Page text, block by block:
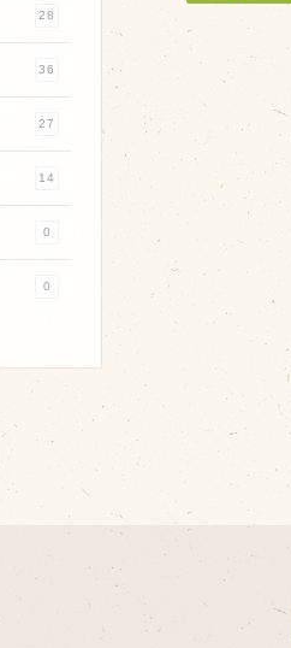
28
36
27
14
0
0